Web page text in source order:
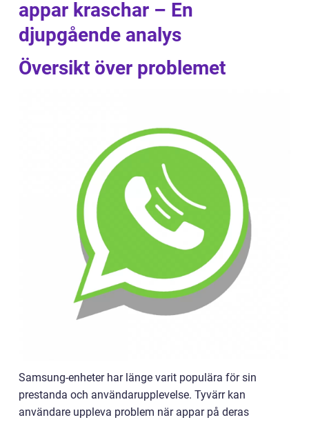
appar kraschar – En
djupgående analys
Översikt över problemet
Samsung-enheter har länge varit populära för sin
prestanda och användarupplevelse. Tyvärr kan
användare uppleva problem när appar på deras